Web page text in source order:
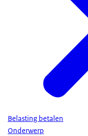
Belasting betalen
Onderwerp